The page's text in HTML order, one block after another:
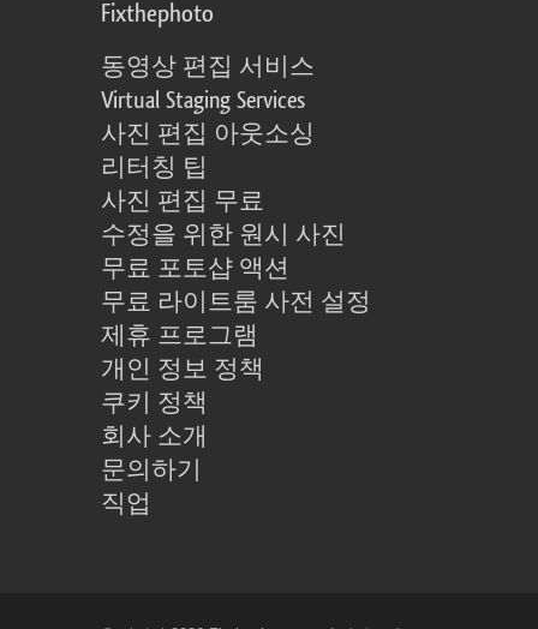
Fixthephoto
동영상 편집 서비스
Virtual Staging Services
사진 편집 아웃소싱
리터칭 팁
사진 편집 무료
수정을 위한 원시 사진
무료 포토샵 액션
무료 라이트룸 사전 설정
제휴 프로그램
개인 정보 정책
쿠키 정책
회사 소개
문의하기
직업